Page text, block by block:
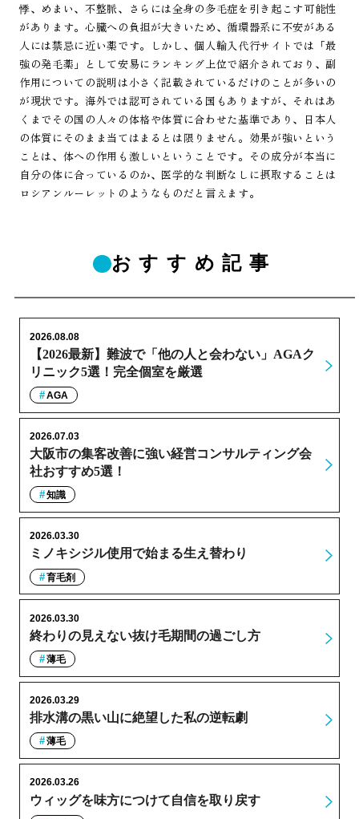
悸、めまい、不整脈、さらには全身の多毛症を引き起こす可能性
があります。心臓への負担が大きいため、循環器系に不安がある
人には禁忌に近い薬です。しかし、個人輸入代行サイトでは「最
強の発毛薬」として安易にランキング上位で紹介されており、副
作用についての説明は小さく記載されているだけのことが多いの
が現状です。海外では認可されている国もありますが、それはあ
くまでその国の人々の体格や体質に合わせた基準であり、日本人
の体質にそのまま当てはまるとは限りません。効果が強いという
ことは、体への作用も激しいということです。その成分が本当に
自分の体に合っているのか、医学的な判断なしに摂取することは
ロシアンルーレットのようなものだと言えます。
おすすめ記事
【2026最新】難波で「他の人と会わない」AGAク
リニック5選！完全個室を厳選
2026.08.08
AGA
大阪市の集客改善に強い経営コンサルティング会
社おすすめ5選！
2026.07.03
知識
ミノキシジル使用で始まる生え替わり
2026.03.30
育毛剤
終わりの見えない抜け毛期間の過ごし方
2026.03.30
薄毛
排水溝の黒い山に絶望した私の逆転劇
2026.03.29
薄毛
ウィッグを味方につけて自信を取り戻す
2026.03.26